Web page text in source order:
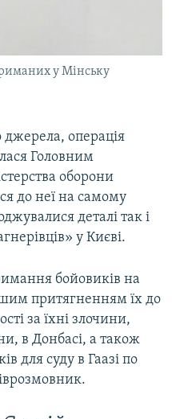
у Мінську
джерела, операція
Головним
оборони
до неї на самому
деталі так і
у Києві.
бойовиків на
притягненням їх до
за їхні злочини,
в Донбасі, а також
для суду в Гаазі по